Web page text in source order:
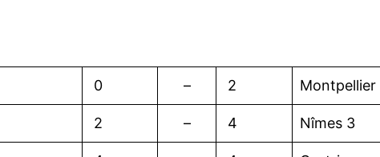
0 – 2 Montpellier
2 – 4 Nîmes 3